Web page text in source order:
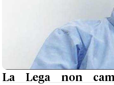
La Lega non